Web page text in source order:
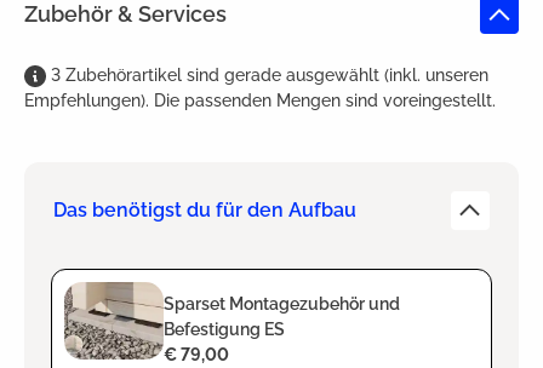
Zubehör & Services
3 Zubehörartikel sind gerade ausgewählt (inkl. unseren
Empfehlungen). Die passenden Mengen sind voreingestellt.
Das benötigst du für den Aufbau
Sparset Montagezubehör und
Befestigung ES
€ 79,00